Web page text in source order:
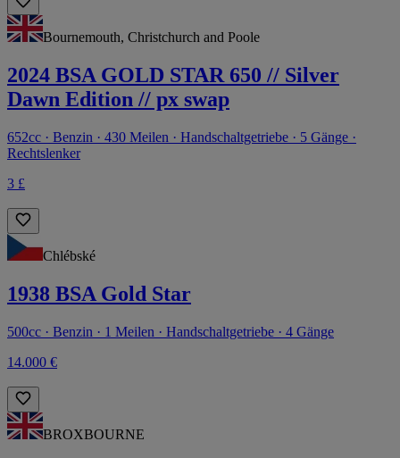
Bournemouth, Christchurch and Poole
2024 BSA GOLD STAR 650 // Silver
Dawn Edition // px swap
652cc · Benzin · 430 Meilen · Handschaltgetriebe · 5 Gänge ·
Rechtslenker
3 £
Chlébské
1938 BSA Gold Star
500cc · Benzin · 1 Meilen · Handschaltgetriebe · 4 Gänge
14.000 €
BROXBOURNE